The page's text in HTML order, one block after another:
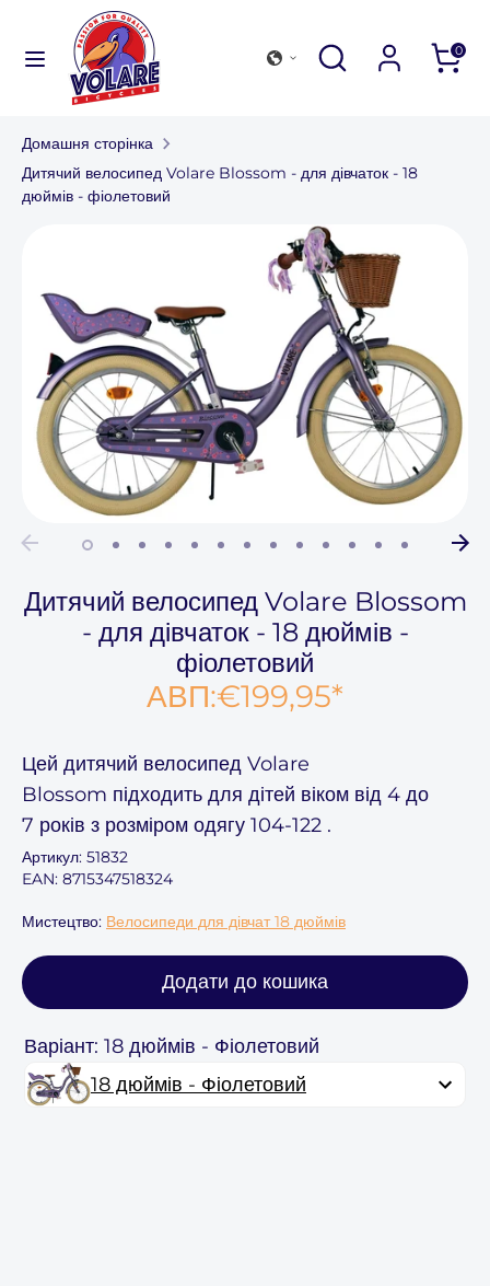
Шукати
ШукатиПерегляньте
наш
магазин
Закрити
пошук
0
ШукатиПерегляньте
магазин
Колекція велосипедів
Аксесуари для активного відпочинку
Знайти магазин
Для компаній
Домашня сторінка
Дитячий велосипед Volare Blossom - для дівчаток - 18
дюймів - фіолетовий
Дитячий велосипед Volare Blossom
- для дівчаток - 18 дюймів -
фіолетовий
АВП:€199,95*
Цей дитячий велосипед Volare
Blossom підходить для дітей віком від 4 до
7 років з розміром одягу 104-122 .
Артикул: 51832
EAN: 8715347518324
Мистецтво: Велосипеди для дівчат 18 дюймів
Додати до кошика
Варіант: 18 дюймів - Фіолетовий
18 дюймів - Фіолетовий